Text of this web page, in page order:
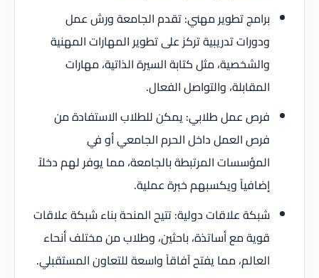
برامج تطوير مهني: تقدم الجامعة ورش عمل
ودورات تدريبية تركز على تطوير المهارات المهنية
والشخصية، مثل كتابة السيرة الذاتية، مهارات
المقابلة، والتواصل الفعال.
فرص عمل طلابي: يمكن للطلاب الاستفادة من
فرص العمل داخل الحرم الجامعي أو في
المؤسسات المرتبطة بالجامعة، مما يوفر لهم دخلاً
إضافياً ويكسبهم خبرة عملية.
شبكة علاقات دولية: تتيح المنحة بناء شبكة علاقات
قوية مع أساتذة، باحثين، وطلاب من مختلف أنحاء
العالم، مما يفتح آفاقاً واسعة للتعاون المستقبلي.